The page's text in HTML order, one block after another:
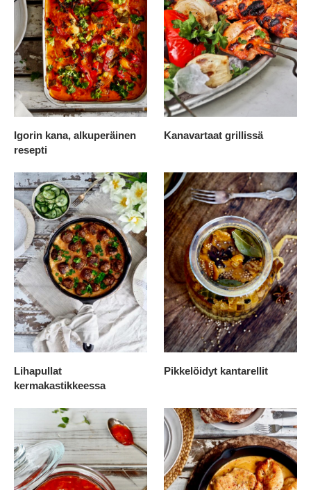
Igorin kana, alkuperäinen
resepti
Kanavartaat grillissä
Lihapullat
kermakastikkeessa
Pikkelöidyt kantarellit